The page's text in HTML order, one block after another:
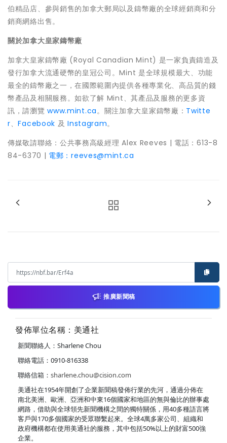
伯精品店、參與銷售的加拿大郵局以及鑄幣廠的全球經銷商和分
銷商網絡出售。
關於加拿大皇家鑄幣廠
加拿大皇家鑄幣廠 (Royal Canadian Mint) 是一家負責鑄造及
發行加拿大流通硬幣的皇冠公司。Mint 是全球規模最大、功能
最全的鑄幣廠之一，在國際範圍內提供各種專業化、高品質的錢
幣產品及相關服務。如欲了解 Mint、其產品及服務的更多資
訊，請瀏覽www.mint.ca。關注加拿大皇家鑄幣廠： Twitte
r、Facebook 及Instagram。
傳媒敬請聯絡：公共事務高級經理Alex Reeves | 電話：613-8
84-6370 | 電郵：reeves@mint.ca
推廣新聞稿
發佈單位名稱：美通社
新聞聯絡人：Sharlene Chou
聯絡電話：0910-816338
聯絡信箱： sharlene.chou@cision.com
美通社在1954年開創了企業新聞稿發佈行業的先河，通過分佈在
南北美洲、歐洲、亞洲和中東16個國家和地區的無與倫比的辦事處
網路，借助與全球領先新聞機構之間的獨特關係，用40多種語言將
客戶與170多個國家的受眾聯繫起來。全球4萬多家公司、組織和
政府機構都在使用美通社的服務，其中包括50%以上的財富500強
企業。